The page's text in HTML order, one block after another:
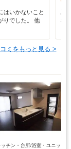
はいかないこと
りでした。 他
工
な
ミをもっと見る >
ッチン・台所/浴室・ユニッ